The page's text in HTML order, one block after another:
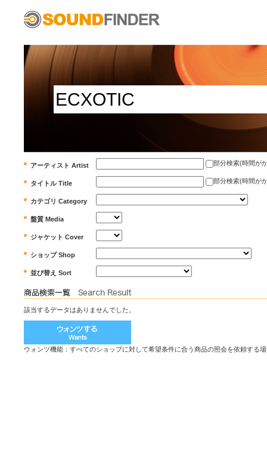
アーティスト Artist 部分検索(時間が
タイトル Title 部分検索(時間が
カテゴリ Category
盤質 Media
ジャケット Cover
ショップ Shop
並び替え Sort
該当するデータはありませんでした。
ウォンツ機能：すべてのショップに対して希望条件に合う商品の照会を依頼する